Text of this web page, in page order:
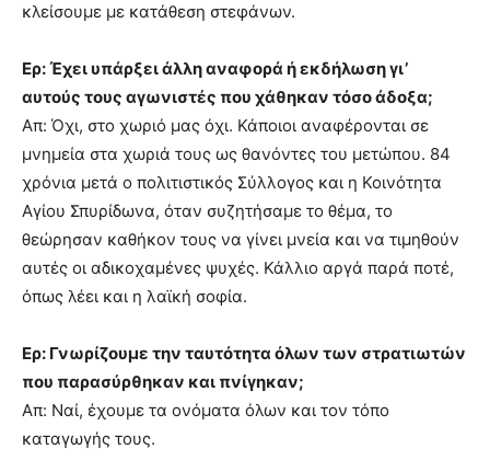
κλείσουμε με κατάθεση στεφάνων.
Ερ: Έχει υπάρξει άλλη αναφορά ή εκδήλωση γι’
αυτούς τους αγωνιστές που χάθηκαν τόσο άδοξα;
Απ: Όχι, στο χωριό μας όχι. Κάποιοι αναφέρονται σε
μνημεία στα χωριά τους ως θανόντες του μετώπου. 84
χρόνια μετά ο πολιτιστικός Σύλλογος και η Κοινότητα
Αγίου Σπυρίδωνα, όταν συζητήσαμε το θέμα, το
θεώρησαν καθήκον τους να γίνει μνεία και να τιμηθούν
αυτές οι αδικοχαμένες ψυχές. Κάλλιο αργά παρά ποτέ,
όπως λέει και η λαϊκή σοφία.
Ερ: Γνωρίζουμε την ταυτότητα όλων των στρατιωτών
που παρασύρθηκαν και πνίγηκαν;
Απ: Ναί, έχουμε τα ονόματα όλων και τον τόπο
καταγωγής τους.